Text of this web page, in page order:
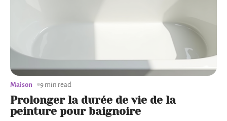
Prolonger la durée de vie de la
peinture pour baignoire
Maison 9 min read